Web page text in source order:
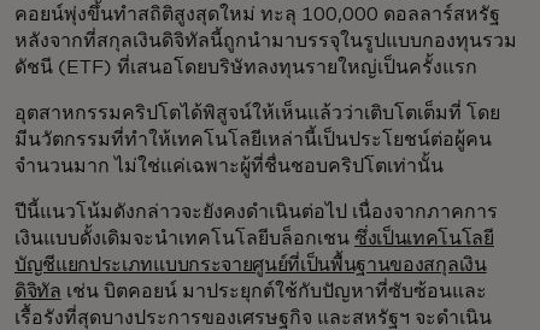
คอยน์พุ่งขึ้นทำสถิติสูงสุดใหม่ ทะลุ 100,000 ดอลลาร์สหรัฐ
หลังจากที่สกุลเงินดิจิทัลนี้ถูกนำมาบรรจุในรูปแบบกองทุนรวม
ดัชนี (ETF) ที่เสนอโดยบริษัทลงทุนรายใหญ่เป็นครั้งแรก
อุตสาหกรรมคริปโตได้พิสูจน์ให้เห็นแล้วว่าเติบโตเต็มที่ โดย
มีนวัตกรรมที่ทำให้เทคโนโลยีเหล่านี้เป็นประโยชน์ต่อผู้คน
จำนวนมาก ไม่ใช่แค่เฉพาะผู้ที่ชื่นชอบคริปโตเท่านั้น
ปีนี้แนวโน้มดังกล่าวจะยังคงดำเนินต่อไป เนื่องจากภาคการ
เงินแบบดั้งเดิมจะนำเทคโนโลยีบล็อกเชน ซึ่งเป็นเทคโนโลยี
บัญชีแยกประเภทแบบกระจายศูนย์ที่เป็นพื้นฐานของสกุลเงิน
ดิจิทัล เช่น บิตคอยน์ มาประยุกต์ใช้กับปัญหาที่ซับซ้อนและ
เรื้อรังที่สุดบางประการของเศรษฐกิจ และสหรัฐฯ จะดำเนิน